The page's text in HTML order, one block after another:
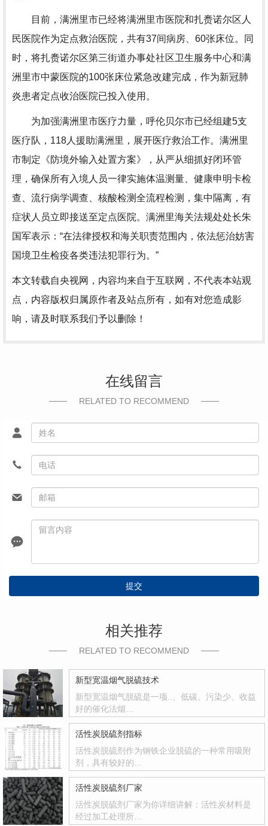
目前，满洲里市已经将满洲里市医院和扎赉诺尔区人
民医院作为定点救治医院，共有37间病房、60张床位。同
时，将扎赉诺尔区第三街道办事处社区卫生服务中心和满
洲里市中蒙医院的100张床位紧急改建完成，作为新冠肺
炎患者定点收治医院已投入使用。
为加强满洲里市医疗力量，呼伦贝尔市已经组建5支
医疗队，118人援助满洲里，展开医疗救治工作。满洲里
市制定《防境外输入处置方案》，从严从细抓好闭环管
理，确保所有入境人员一律实施体温测量、健康申明卡检
查、流行病学调查、核酸检测全流程检测，集中隔离，有
症状人员立即接送至定点医院。满洲里海关法规处处长朱
国军表示：“在法律授权和海关职责范围内，依法惩治妨害
国境卫生检疫各类违法犯罪行为。”
本文转载自央视网，内容均来自于互联网，不代表本站观
点，内容版权归属原作者及站点所有，如有对您造成影
响，请及时联系我们予以删除！
在线留言
RELATED TO RECOMMEND
提交
相关推荐
RELATED TO RECOMMEND
新型宽温烟气脱硫技术
新型宽温烟气脱硫是一项..、低碳、污染少、收益
好的催化法烟…
活性炭脱硫剂指标
活性炭脱硫剂作为钢铁企业脱硫的一种常用吸附
剂，具有较好的…
活性炭脱硫剂厂家
活性炭脱硫剂厂家为你详细讲解：活性炭材料是
经过加工处理所…